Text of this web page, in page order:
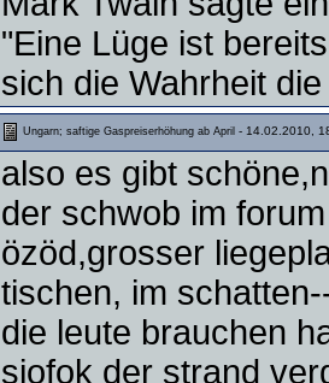
"Eine Lüge ist
sich die Wahrheit
Ungarn; saftige Gaspreiserhöhung ab April - 14.02.2010,
also es gibt
der schwob im
özöd,grosser
tischen, im
die leute brauchen
siofok der strand